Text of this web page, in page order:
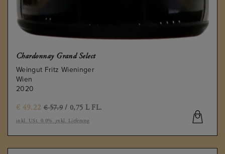
Chardonnay Grand Select
Weingut Fritz Wieninger
Wien
2020
€ 49.22 € 57.9 / 0,75 L FL.
inkl. USt. 0.0% exkl. Lieferung